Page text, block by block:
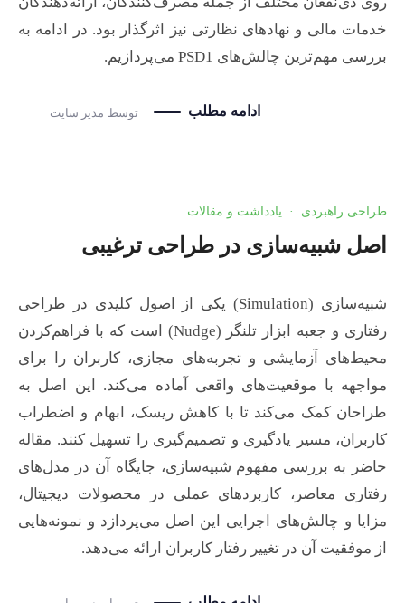
خدمات مالی و نهادهای نظارتی نیز اثرگذار بود. در ادامه به
بررسی مهم‌ترین چالش‌های PSD1 می‌پردازیم.
توسط مدیر سایت ادامه مطلب
طراحی راهبردی · یادداشت و مقالات
اصل شبیه‌سازی در طراحی ترغیبی
شبیه‌سازی (Simulation) یکی از اصول کلیدی در طراحی
رفتاری و جعبه ابزار تلنگر (Nudge) است که با فراهم‌کردن
محیط‌های آزمایشی و تجربه‌های مجازی، کاربران را برای
مواجهه با موقعیت‌های واقعی آماده می‌کند. این اصل به
طراحان کمک می‌کند تا با کاهش ریسک، ابهام و اضطراب
کاربران، مسیر یادگیری و تصمیم‌گیری را تسهیل کنند. مقاله
حاضر به بررسی مفهوم شبیه‌سازی، جایگاه آن در مدل‌های
رفتاری معاصر، کاربردهای عملی در محصولات دیجیتال،
مزایا و چالش‌های اجرایی این اصل می‌پردازد و نمونه‌هایی
از موفقیت آن در تغییر رفتار کاربران ارائه می‌دهد.